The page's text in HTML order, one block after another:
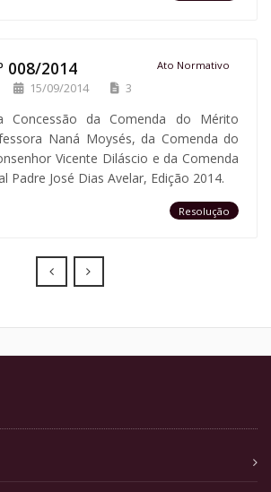
008/2014 Ato Normativo
15/09/2014 3
Concessão da Comenda do Mérito
Naná Moysés, da Comenda do
Vicente Diláscio e da Comenda
Padre José Dias Avelar, Edição 2014.
Resolução
Prev Next